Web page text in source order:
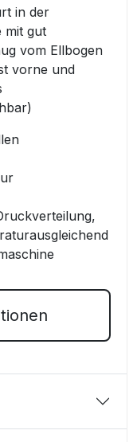
in der
mit gut
vom Ellbogen
vorne und